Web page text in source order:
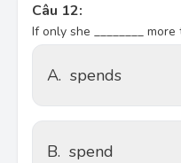
Câu 12:
If only she ________
A. spends
B. spend